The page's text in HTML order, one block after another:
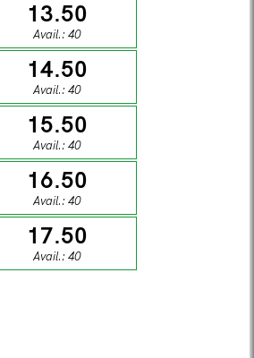
13.50
Avail.: 40
14.50
Avail.: 40
15.50
Avail.: 40
16.50
Avail.: 40
17.50
Avail.: 40